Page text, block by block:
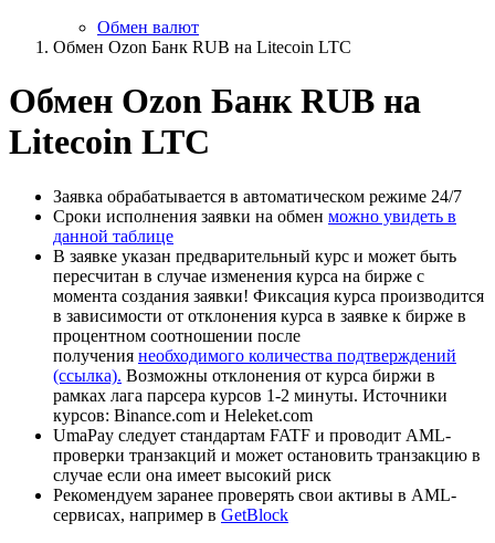
Обмен валют
Обмен Ozon Банк RUB на Litecoin LTC
Обмен Ozon Банк RUB на
Litecoin LTC
Заявка обрабатывается в автоматическом режиме 24/7
Сроки исполнения заявки на обмен можно увидеть в
данной таблице
В заявке указан предварительный курс и может быть
пересчитан в случае изменения курса на бирже с
момента создания заявки! Фиксация курса производится
в зависимости от отклонения курса в заявке к бирже в
процентном соотношении после
получения необходимого количества подтверждений
(ссылка). Возможны отклонения от курса биржи в
рамках лага парсера курсов 1-2 минуты. Источники
курсов: Binance.com и Heleket.com
UmaPay следует стандартам FATF и проводит AML-
проверки транзакций и может остановить транзакцию в
случае если она имеет высокий риск
Рекомендуем заранее проверять свои активы в AML-
сервисах, например в GetBlock